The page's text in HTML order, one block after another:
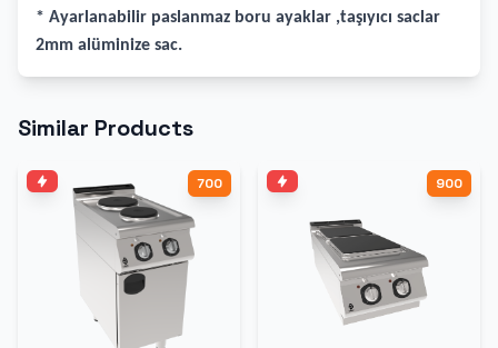
* Ayarlanabilir paslanmaz boru ayaklar ,taşıyıcı saclar
2mm alüminize sac.
Similar Products
700 900